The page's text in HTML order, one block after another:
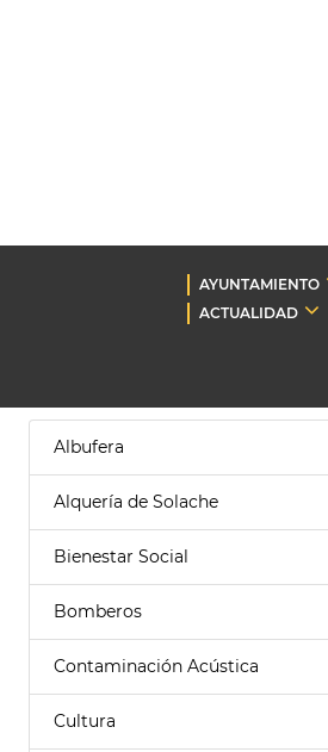
AYUNTAMIENTO
ACTUALIDAD
Albufera
Alquería de Solache
Bienestar Social
Bomberos
Contaminación Acústica
Cultura